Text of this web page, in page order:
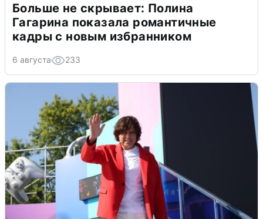
Больше не скрывает: Полина
Гагарина показала романтичные
кадры с новым избранником
6 августа 233